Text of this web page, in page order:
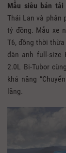
Mẫu siêu bán tải
Thái Lan và phân
tỷ đồng. Mẫu xe
T6, đồng thời
đàn anh full-size
2.0L Bi-Tubor
khả năng
lăng.